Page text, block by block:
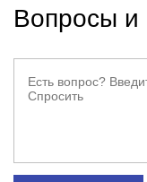
Вопросы и